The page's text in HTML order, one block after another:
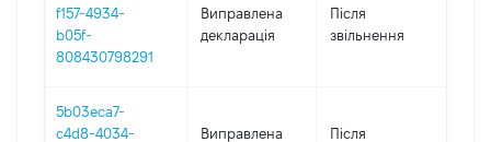
f157-4934-
b05f-
808430798291
Виправлена
декларація
Після
звільнення
5b03eca7-
c4d8-4034-
Виправлена
Після